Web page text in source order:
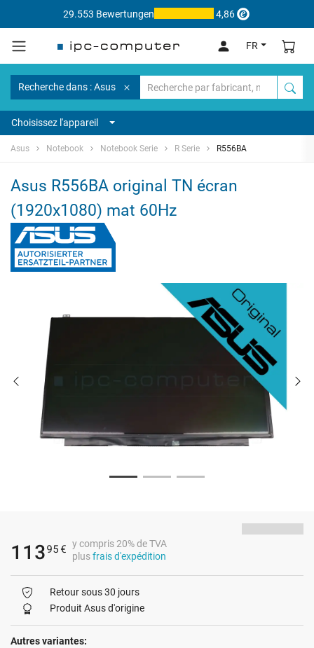
29.553 Bewertungen 4,86
FR
Recherche dans : Asus
Choisissez l'appareil
Asus Notebook Notebook Serie R Serie R556BA
Asus R556BA original TN écran
(1920x1080) mat 60Hz
11395 € y compris 20% de TVA
plusfrais d'expédition
Retour sous 30 jours
Produit Asus d'origine
Autres variantes: